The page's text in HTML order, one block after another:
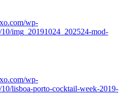
wp-
img_20191024_202524-mod-
wp-
lisboa-porto-cocktail-week-2019-